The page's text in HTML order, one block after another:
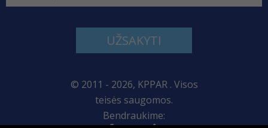
UŽSAKYTI
© 2011 - 2026, KPPAR . Visos
teisės saugomos.
Bendraukime: